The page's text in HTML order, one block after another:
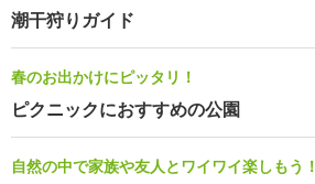
潮干狩りガイド
春のお出かけにピッタリ！
ピクニックにおすすめの公園
自然の中で家族や友人とワイワイ楽しもう！